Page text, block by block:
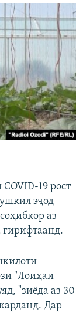
19 рост
эҷод
аз
гирифтаанд.
"Лоиҳаи
"зиёда аз 30
Дар